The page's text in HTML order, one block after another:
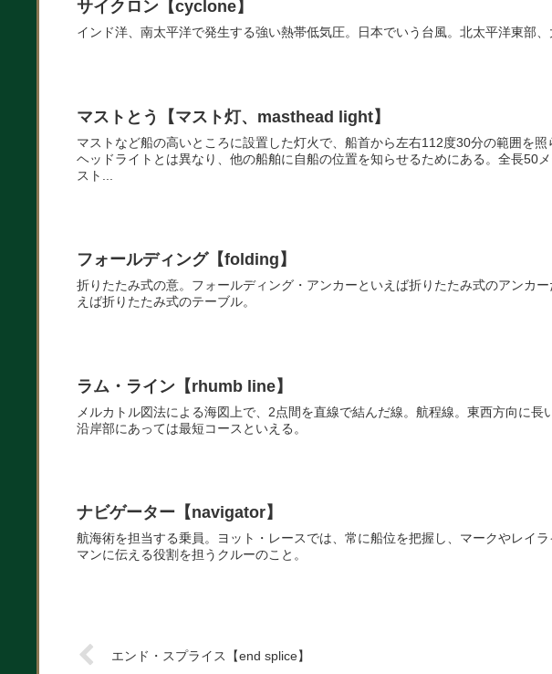
サイクロン【cyclone】
インド洋、南太平洋で発生する強い熱帯低気圧。日本でいう台風。北太平洋東部、
マストとう【マスト灯、masthead light】
マストなど船の高いところに設置した灯火で、船首から左右112度30分の範囲を照らす白色灯。 前を照ら
ヘッドライトとは異なり、他の船舶に自船の位置を知らせるためにある。全長50
スト...
フォールディング【folding】
折りたたみ式の意。フォールディング・アンカーといえば折りたたみ式のアンカ
えば折りたたみ式のテーブル。
ラム・ライン【rhumb line】
メルカトル図法による海図上で、2点間を直線で結んだ線。航程線。東西方向に長
沿岸部にあっては最短コースといえる。
ナビゲーター【navigator】
航海術を担当する乗員。ヨット・レースでは、常に船位を把握し、マークやレイ
マンに伝える役割を担うクルーのこと。
エンド・スプライス【end splice】